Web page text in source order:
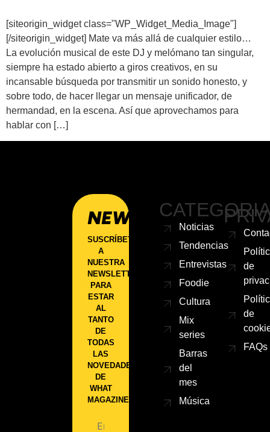
[siteorigin_widget class="WP_Widget_Media_Image"]
[/siteorigin_widget] Mate va más allá de cualquier estilo…
La evolución musical de este DJ y melómano tan singular,
siempre ha estado abierto a giros creativos, en su
incansable búsqueda por transmitir un sonido honesto, y
sobre todo, de hacer llegar un mensaje unificador, de
hermandad, en la escena. Así que aprovechamos para
hablar con […]
NEWSLETTER
SUSCRÍBETE
A
NUESTRA
NEWSLETTER
PARA
ESTAR
AL
TANTO
DE
TODAS
LAS
NOVEDADES
DE
WHAT
MAGAZINE.
Noticias
Tendencias
Entrevistas
Foodie
Cultura
Mix
series
Barras
del
mes
Música
de
de
FAQs